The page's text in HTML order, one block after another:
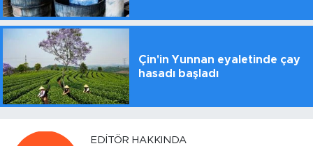
Çin'in Yunnan eyaletinde çay
hasadı başladı
EDITÖR HAKKINDA